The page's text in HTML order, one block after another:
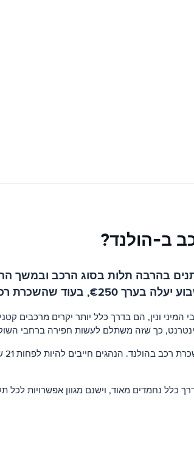
ב-הולנד?
בהרבה תלות בסוג הרכב ובמשך
זהה של חודש יעלה בערך €600.
כך שזה משתלם לעשות חפירה ברחבי
כלל נחמדים מאוד, וישנם מגוון אפשרויות